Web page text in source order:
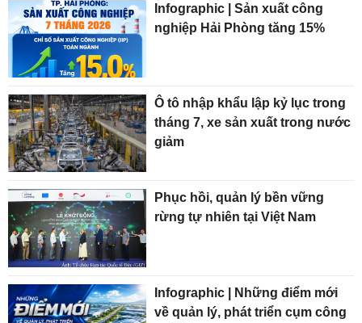
Infographic | Sản xuất công
nghiệp Hải Phòng tăng 15%
Ô tô nhập khẩu lập kỷ lục trong
tháng 7, xe sản xuất trong nước
giảm
Phục hồi, quản lý bền vững
rừng tự nhiên tại Việt Nam
Infographic | Những điểm mới
về quản lý, phát triển cụm công